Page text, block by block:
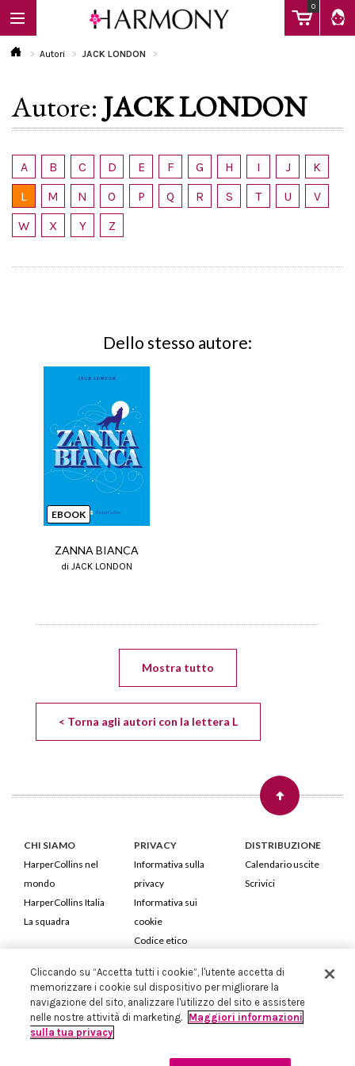
0
EBOOK
LIBRI
Calendario
Autori JACK LONDON
Autore: JACK LONDON
A B C D E F G H I J
K
L
M N O P Q R S T U
V
W
X Y Z
Dello stesso autore:
EBOOK
ZANNA BIANCA
di JACK LONDON
Mostra tutto
< Torna agli autori con la lettera L
CHI SIAMO
HarperCollins nel
mondo
HarperCollins Italia
La squadra
PRIVACY
Informativa sulla
privacy
Informativa sui
cookie
Codice etico
DISTRIBUZIONE
Calendario uscite
Scrivici
HarperCollins Italia S.p.A. Viale Monte Nero, 84 - 20135 Milano
Cod. Fiscale e P.IVA 05946780151 - Capitale Sociale 258.250 €
Iscritta in Milano al Registro delle imprese nr.198004 e REA nr.1051898
Cliccando su “Accetta tutti i cookie”, l'utente accetta di
memorizzare i cookie sul dispositivo per migliorare la
navigazione del sito, analizzare l'utilizzo del sito e assistere
nelle nostre attività di marketing. Maggiori informazioni
sulla tua privacy